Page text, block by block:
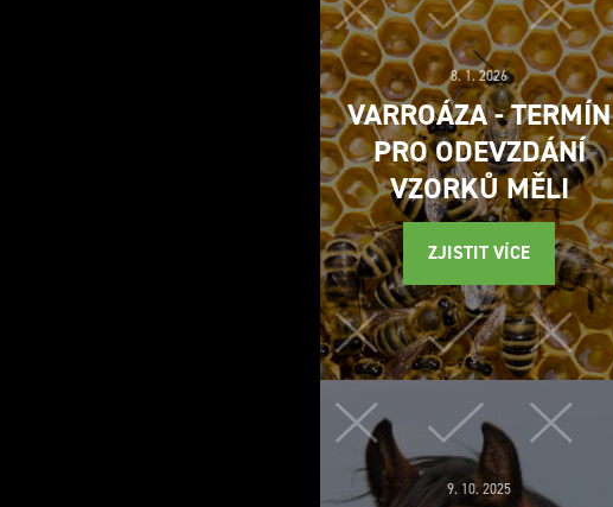
8. 1. 2026
VARROÁZA - TERMÍN
PRO ODEVZDÁNÍ
VZORKŮ MĚLI
ZJISTIT VÍCE
9. 10. 2025